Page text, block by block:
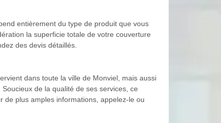
entièrement du type de produit que vous
la superficie totale de votre couverture
des devis détaillés.
dans toute la ville de Monviel, mais aussi
de la qualité de ses services, ce
de plus amples informations, appelez-le ou